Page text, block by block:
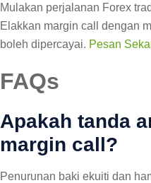
Mulakan perjalanan Forex
Elakkan margin call dengan
boleh dipercayai. Pesan
FAQs
Apakah tanda
margin call?
Penurunan baki ekuiti dan